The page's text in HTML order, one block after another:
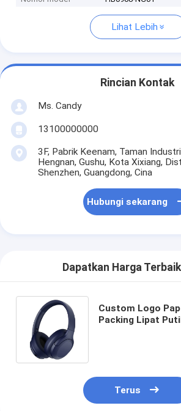
Lihat Lebih
Rincian Kontak
Ms. Candy
13100000000
3F, Pabrik Keenam, Taman
Hengnan, Gushu, Kota Xixiang,
Shenzhen, Guangdong, Cina
Hubungi sekarang
Dapatkan Harga
Custom Logo
Packing Lipat
Terus